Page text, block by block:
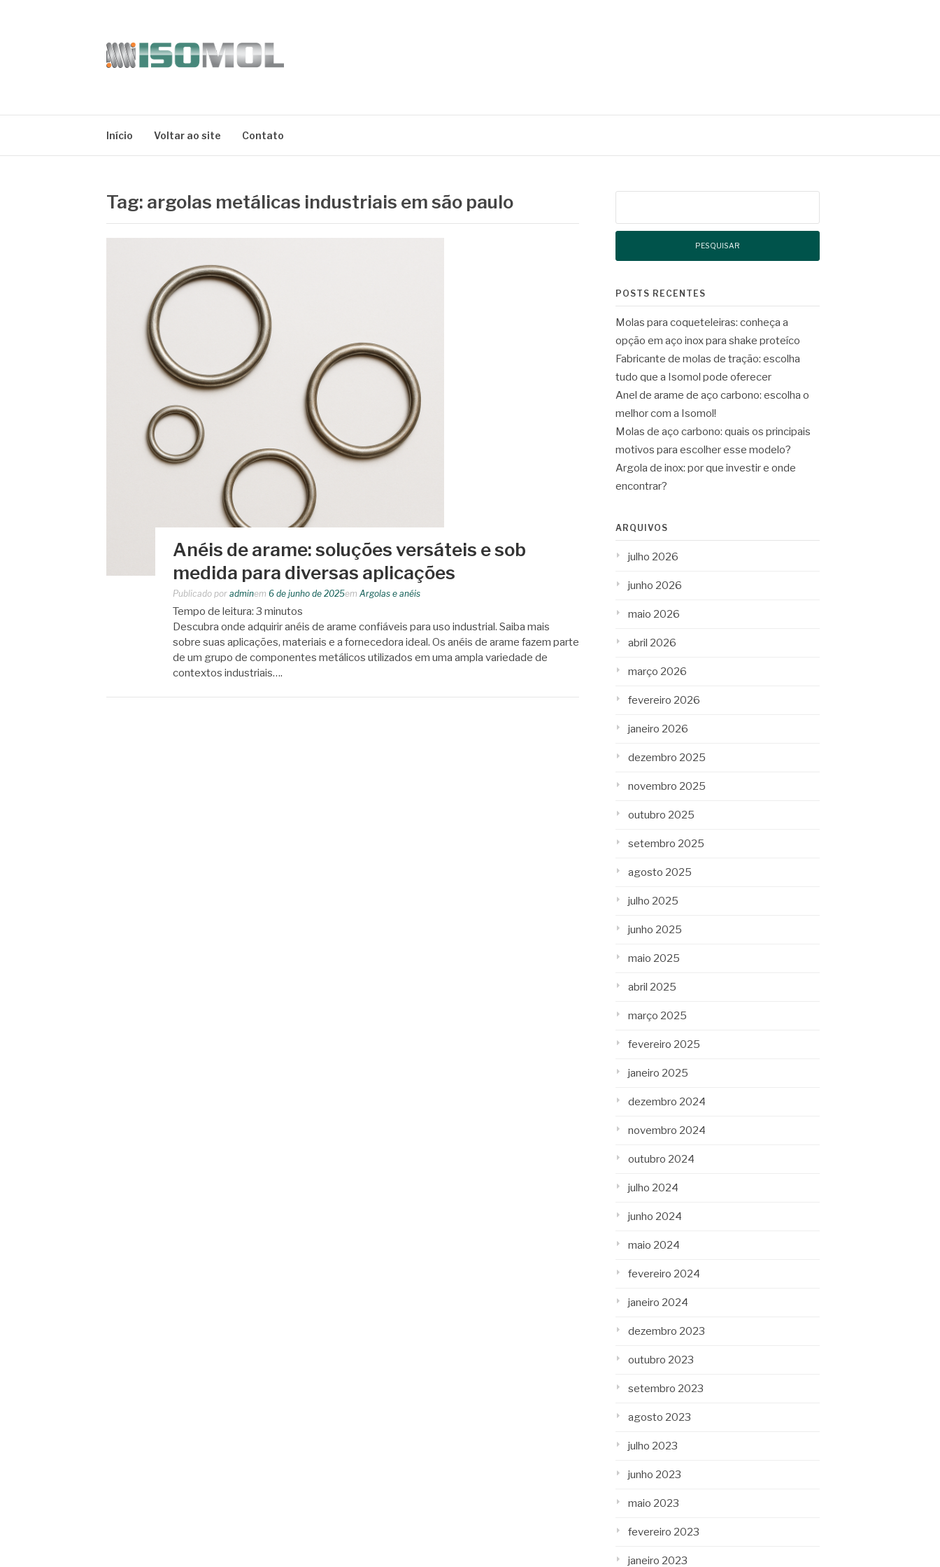
Início Voltar ao site Contato
Tag: argolas metálicas industriais em são paulo
Anéis de arame: soluções versáteis e sob
medida para diversas aplicações
Publicado por adminem 6 de junho de 2025em Argolas e anéis
Tempo de leitura: 3 minutos
Descubra onde adquirir anéis de arame confiáveis para uso industrial. Saiba mais
sobre suas aplicações, materiais e a fornecedora ideal. Os anéis de arame fazem parte
de um grupo de componentes metálicos utilizados em uma ampla variedade de
contextos industriais….
POSTS RECENTES
Molas para coqueteleiras: conheça a
opção em aço inox para shake proteíco
Fabricante de molas de tração: escolha
tudo que a Isomol pode oferecer
Anel de arame de aço carbono: escolha o
melhor com a Isomol!
Molas de aço carbono: quais os principais
motivos para escolher esse modelo?
Argola de inox: por que investir e onde
encontrar?
ARQUIVOS
julho 2026
junho 2026
maio 2026
abril 2026
março 2026
fevereiro 2026
janeiro 2026
dezembro 2025
novembro 2025
outubro 2025
setembro 2025
agosto 2025
julho 2025
junho 2025
maio 2025
abril 2025
março 2025
fevereiro 2025
janeiro 2025
dezembro 2024
novembro 2024
outubro 2024
julho 2024
junho 2024
maio 2024
fevereiro 2024
janeiro 2024
dezembro 2023
outubro 2023
setembro 2023
agosto 2023
julho 2023
junho 2023
maio 2023
fevereiro 2023
janeiro 2023